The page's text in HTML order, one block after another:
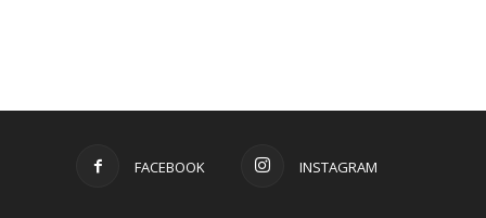
FACEBOOK INSTAGRAM